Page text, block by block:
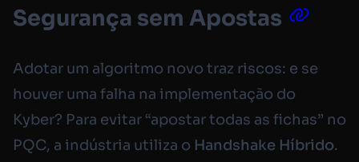
Segurança sem Apostas
Adotar um algoritmo novo traz riscos: e se
houver uma falha na implementação do
Kyber? Para evitar “apostar todas as fichas” no
PQC, a indústria utiliza o Handshake Híbrido.